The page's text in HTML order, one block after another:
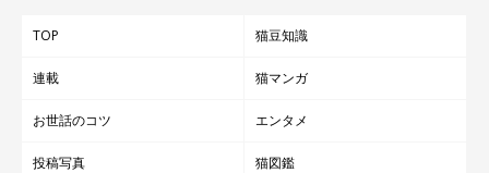
TOP 猫豆知識
連載 猫マンガ
お世話のコツ エンタメ
投稿写真 猫図鑑